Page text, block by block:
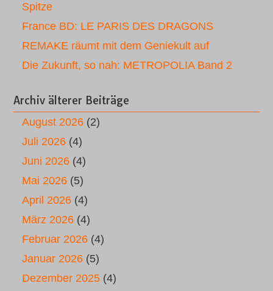
Spitze
France BD: LE PARIS DES DRAGONS
REMAKE räumt mit dem Geniekult auf
Die Zukunft, so nah: METROPOLIA Band 2
Archiv älterer Beiträge
August 2026 (2)
Juli 2026 (4)
Juni 2026 (4)
Mai 2026 (5)
April 2026 (4)
März 2026 (4)
Februar 2026 (4)
Januar 2026 (5)
Dezember 2025 (4)